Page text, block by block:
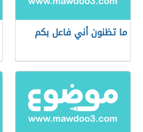
ما تظنون أني فاعل بكم